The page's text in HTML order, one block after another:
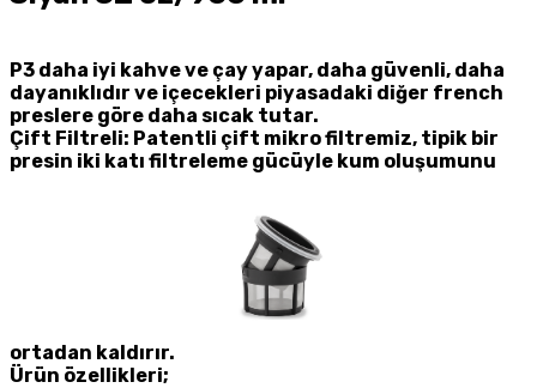
P3 daha iyi kahve ve çay yapar, daha güvenli, daha
dayanıklıdır ve içecekleri piyasadaki diğer french
preslere göre daha sıcak tutar.
Çift Filtreli: Patentli çift mikro filtremiz, tipik bir
presin iki katı filtreleme gücüyle kum oluşumunu
ortadan kaldırır.
Ürün özellikleri;